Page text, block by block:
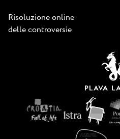
Risoluzione online
delle controversie